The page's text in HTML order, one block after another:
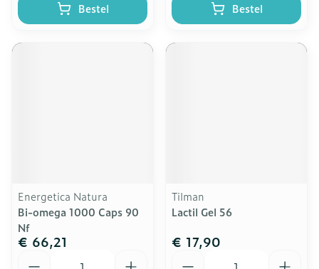
Bestel Bestel
Energetica Natura
Bi-omega 1000 Caps 90
Nf
€ 66,21
Tilman
Lactil Gel 56
€ 17,90